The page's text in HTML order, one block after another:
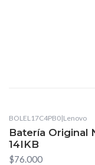
BOLEL17C4PB0|Lenovo
Batería Original
14IKB
$76.000